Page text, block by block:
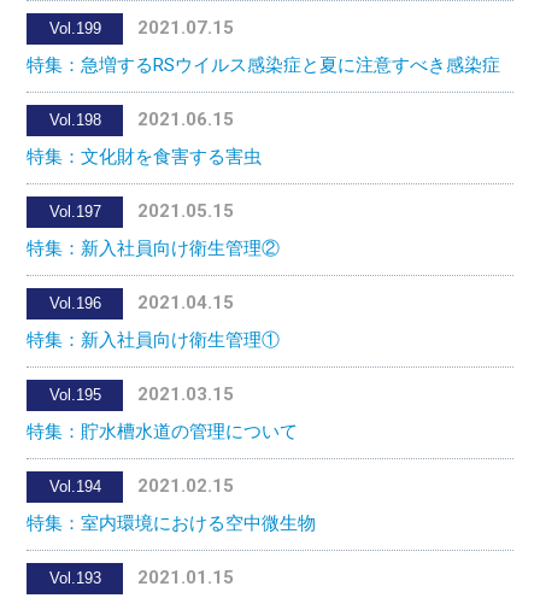
Vol.199
2021.07.15
特集：急増するRSウイルス感染症と夏に注意すべき感染症
Vol.198
2021.06.15
特集：文化財を食害する害虫
Vol.197
2021.05.15
特集：新入社員向け衛生管理②
Vol.196
2021.04.15
特集：新入社員向け衛生管理①
Vol.195
2021.03.15
特集：貯水槽水道の管理について
Vol.194
2021.02.15
特集：室内環境における空中微生物
Vol.193 2021.01.15